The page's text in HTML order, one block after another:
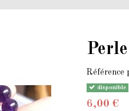
Référence
disponible
6,00 €